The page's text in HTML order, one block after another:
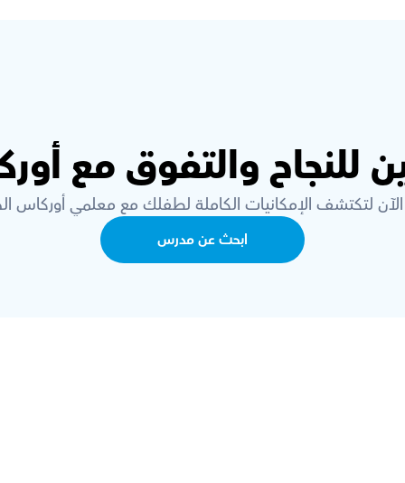
للنجاح والتفوق مع
الآن لتكتشف الإمكانيات الكاملة لطفلك مع معلمي أوركاس
ابحث عن مدرس